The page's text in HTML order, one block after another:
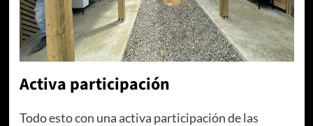
Activa participación
Todo esto con una activa participación de las